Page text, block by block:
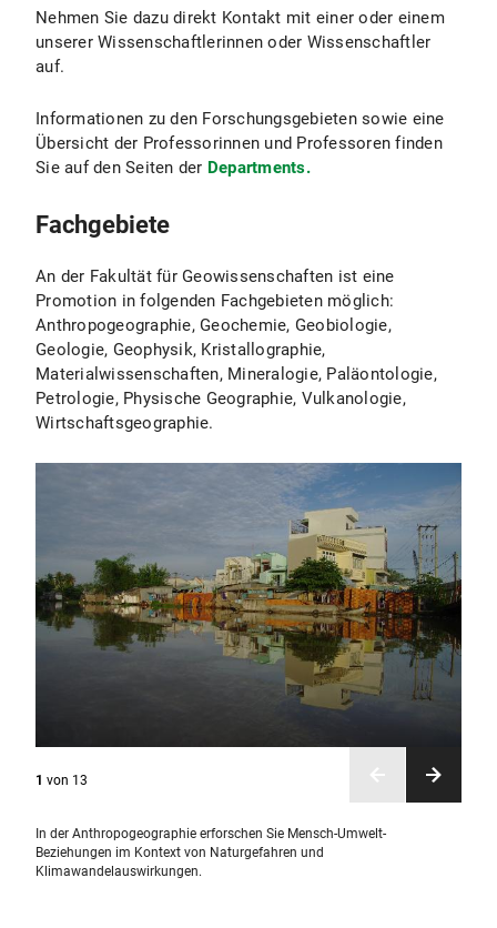
Nehmen Sie dazu direkt Kontakt mit einer oder einem
unserer Wissenschaftlerinnen oder Wissenschaftler
auf.
Informationen zu den Forschungsgebieten sowie eine
Übersicht der Professorinnen und Professoren finden
Sie auf den Seiten der Departments.
Fachgebiete
An der Fakultät für Geowissenschaften ist eine
Promotion in folgenden Fachgebieten möglich:
Anthropogeographie, Geochemie, Geobiologie,
Geologie, Geophysik, Kristallographie,
Materialwissenschaften, Mineralogie, Paläontologie,
Petrologie, Physische Geographie, Vulkanologie,
Wirtschaftsgeographie.
1 von 13
In der Anthropogeographie erforschen Sie Mensch-Umwelt-
Beziehungen im Kontext von Naturgefahren und
Klimawandelauswirkungen.